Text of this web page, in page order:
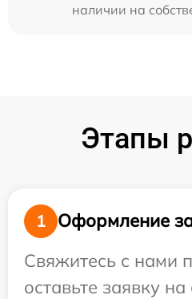
наличии на
Этапы
1
Оформление
Свяжитесь с нами
оставьте заявку на